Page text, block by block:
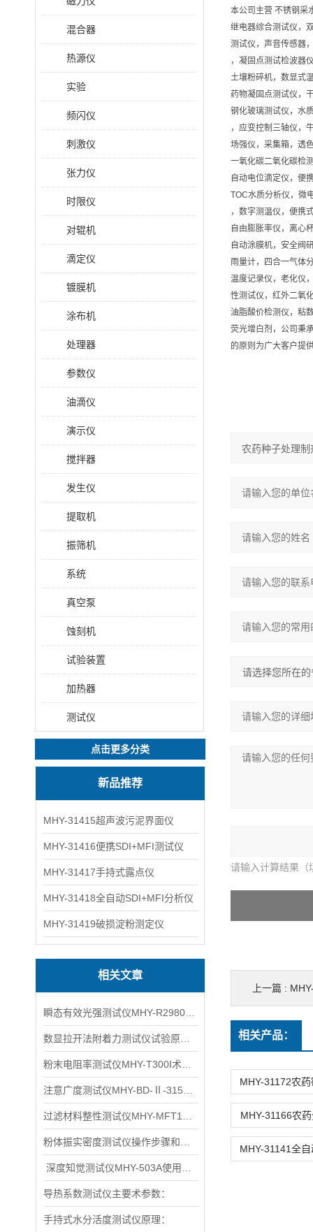
混合器
热源仪
实验
频闪仪
刺激仪
张力仪
时限仪
对辊机
滴定仪
镀膜机
涂布机
处理器
参数仪
油滴仪
演示仪
搅拌器
发生仪
提取机
振筛机
系统
真空泵
蚀刻机
试验装置
加热器
测试仪
点击更多分类
新品推荐
MHY-31415超声波污泥界面仪
MHY-31416便携SDI+MFI测试仪
MHY-31417手持式露点仪
MHY-31418全自动SDI+MFI分析仪
MHY-31419破损淀粉测定仪
相关文章
导热系数测试仪主要术参数：
手持式水分活度测试仪原理：
本公司主营 不锈钢采
继电器综合测试仪，
测试仪，声音传感器
，凝固点测试检波器
土壤粉碎机，数显式
药物凝固点测试仪，
钢化玻璃测试仪，水
，应变控制三轴仪，
场强仪，采集箱，透
一氧化碳二氧化碳检
自动电位滴定仪，便
TOC水质分析仪，微
，数字测温仪，便携
自由膨胀率仪，离心
自动涂膜机，安全阀
雨量计，四合一气体
温度记录仪，老化仪
性测试仪，红外二氧
油脂酸价检测仪，粘
荧光增白剂，公司秉
的原则为广大客户提
请输入计算结果（
上一篇 :
相关产品：
MHY-31166农